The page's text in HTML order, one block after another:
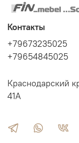
Контакты
+79673235025
+79654845025
Краснодарский
41А